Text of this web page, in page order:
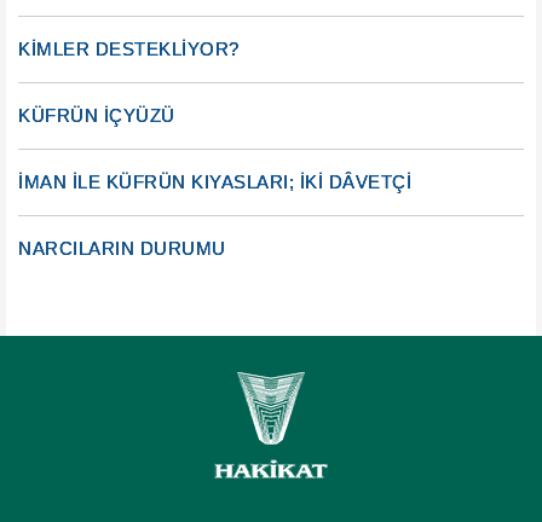
KİMLER DESTEKLİYOR?
KÜFRÜN İÇYÜZÜ
İMAN İLE KÜFRÜN KIYASLARI; İKİ DÂVETÇİ
NARCILARIN DURUMU